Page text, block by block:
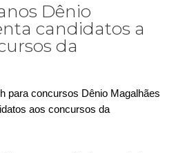
Dênio
candidatos a
da
para concursos Dênio Magalhães
aos concursos da